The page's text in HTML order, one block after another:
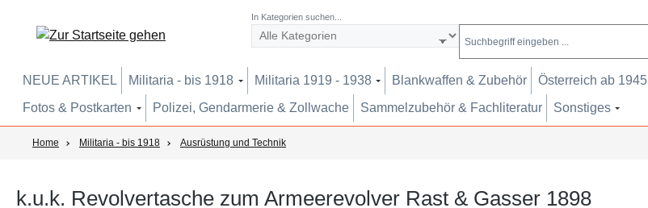
In Kategorien suchen...
NEUE ARTIKEL Militaria - bis 1918 Militaria 1919 - 1938 Blankwaffen & Zubehör Österreich ab 1945
Fotos & Postkarten
Polizei, Gendarmerie & Zollwache Sammelzubehör & Fachliteratur Sonstiges
Home Militaria - bis 1918 Ausrüstung und Technik
k.u.k. Revolvertasche zum Armeerevolver Rast & Gasser 1898